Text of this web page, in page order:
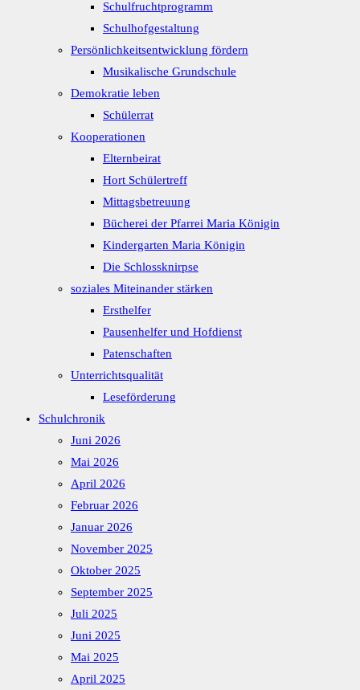
Schulfruchtprogramm
Schulhofgestaltung
Persönlichkeitsentwicklung fördern
Musikalische Grundschule
Demokratie leben
Schülerrat
Kooperationen
Elternbeirat
Hort Schülertreff
Mittagsbetreuung
Bücherei der Pfarrei Maria Königin
Kindergarten Maria Königin
Die Schlossknirpse
soziales Miteinander stärken
Ersthelfer
Pausenhelfer und Hofdienst
Patenschaften
Unterrichtsqualität
Leseförderung
Schulchronik
Juni 2026
Mai 2026
April 2026
Februar 2026
Januar 2026
November 2025
Oktober 2025
September 2025
Juli 2025
Juni 2025
Mai 2025
April 2025